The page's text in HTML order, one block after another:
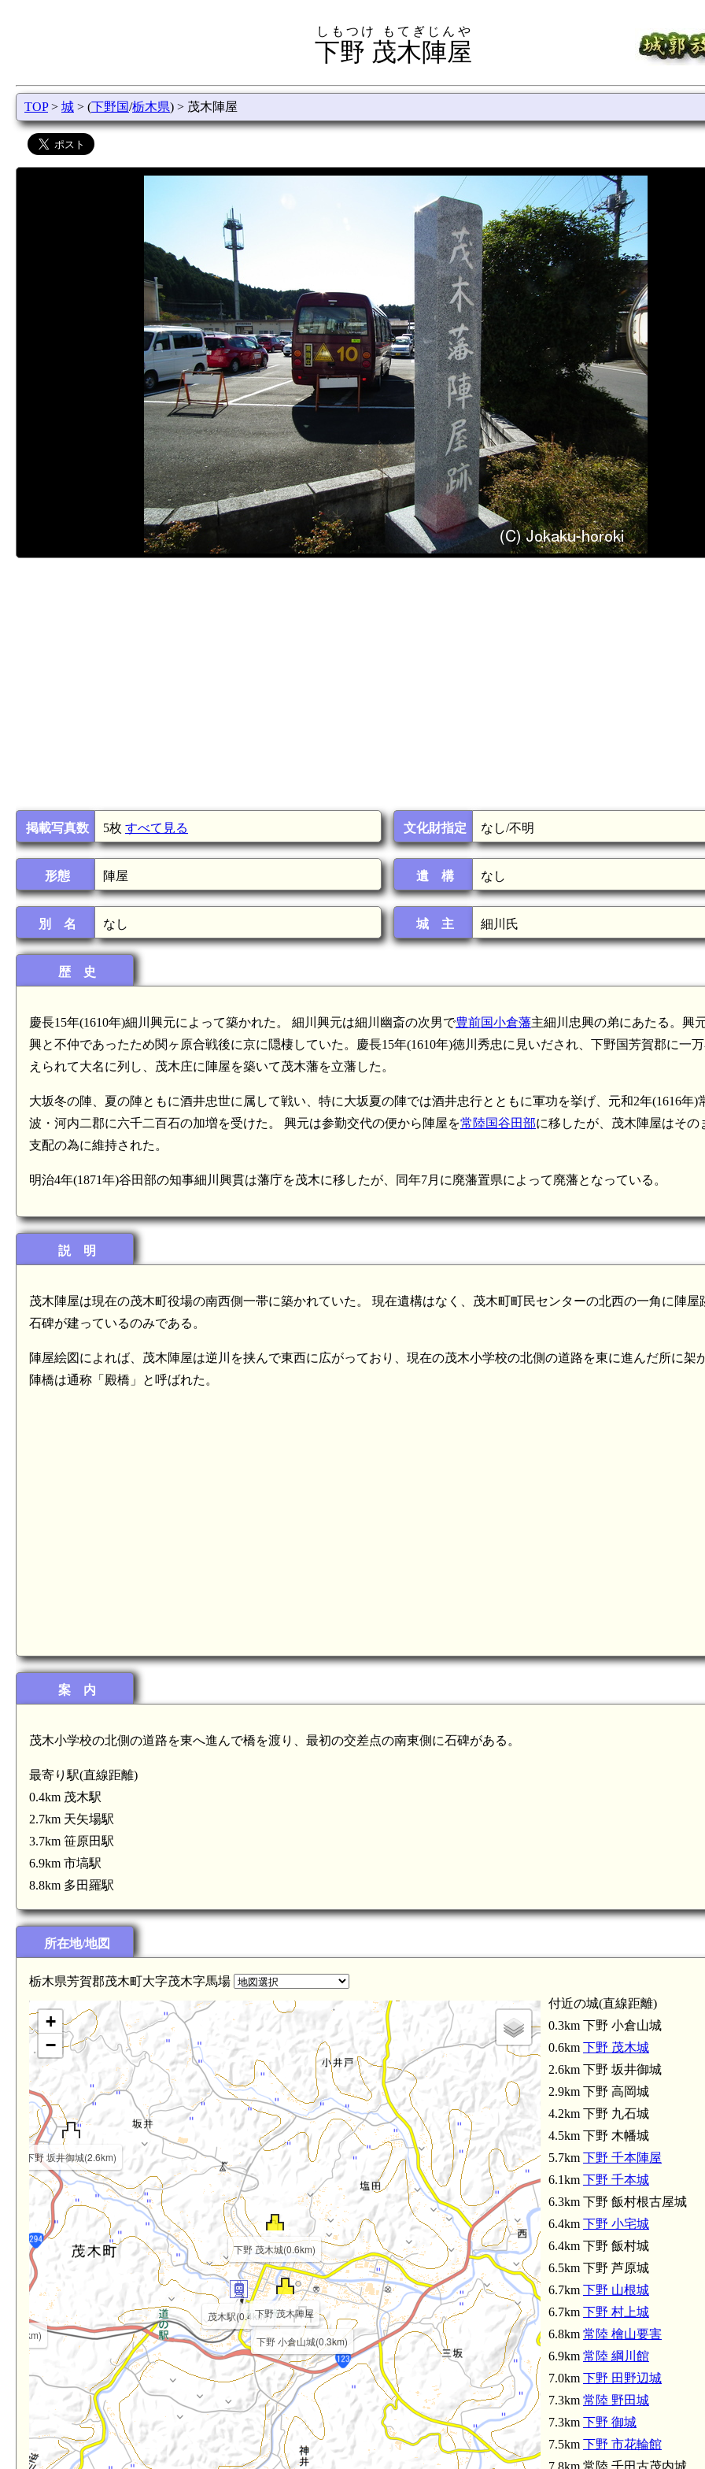
下野 茂木陣屋
しもつけ もてぎじんや
TOP> 城 > (下野国/栃木県) > 茂木陣屋
掲載写真数 5枚 すべて見る
形態 陣屋
別 名 なし
文化財指定 なし/不明
遺 構 なし
城 主 細川氏
歴 史
慶長15年(1610年)細川興元によって築かれた。 細川興元は細川幽斎の次男で豊前国小倉藩主細川忠興の弟にあたる。興
興と不仲であったため関ヶ原合戦後に京に隠棲していた。慶長15年(1610年)徳川秀忠に見いだされ、下野国芳賀郡に一
えられて大名に列し、茂木庄に陣屋を築いて茂木藩を立藩した。
大坂冬の陣、夏の陣ともに酒井忠世に属して戦い、特に大坂夏の陣では酒井忠行とともに軍功を挙げ、元和2年(1616年)
波・河内二郡に六千二百石の加増を受けた。 興元は参勤交代の便から陣屋を常陸国谷田部に移したが、茂木陣屋はその
支配の為に維持された。
明治4年(1871年)谷田部の知事細川興貫は藩庁を茂木に移したが、同年7月に廃藩置県によって廃藩となっている。
説 明
茂木陣屋は現在の茂木町役場の南西側一帯に築かれていた。 現在遺構はなく、茂木町町民センターの北西の一角に陣屋
石碑が建っているのみである。
陣屋絵図によれば、茂木陣屋は逆川を挟んで東西に広がっており、現在の茂木小学校の北側の道路を東に進んだ所に架
陣橋は通称「殿橋」と呼ばれた。
案 内
茂木小学校の北側の道路を東へ進んで橋を渡り、最初の交差点の南東側に石碑がある。
最寄り駅(直線距離)
0.4km 茂木駅
2.7km 天矢場駅
3.7km 笹原田駅
6.9km 市塙駅
8.8km 多田羅駅
所在地/地図
栃木県芳賀郡茂木町大字茂木字馬場
茂木駅(0.4km)
(2.7km)
下野 茂木陣屋
下野 小倉山城(0.3km)
下野 茂木城(0.6km)
下野 坂井御城(2.6km)
下野 九石城(4.2km)
+
−
付近の城(直線距離)
0.3km 下野 小倉山城
0.6km 下野 茂木城
2.6km 下野 坂井御城
2.9km 下野 高岡城
4.2km 下野 九石城
4.5km 下野 木幡城
5.7km 下野 千本陣屋
6.1km 下野 千本城
6.3km 下野 飯村根古屋城
6.4km 下野 小宅城
6.4km 下野 飯村城
6.5km 下野 芦原城
6.7km 下野 山根城
6.7km 下野 村上城
6.8km 常陸 檜山要害
6.9km 常陸 綱川館
7.0km 下野 田野辺城
7.3km 常陸 野田城
7.3km 下野 御城
7.5km 下野 市花輪館
7.8km 常陸 千田古茂内城